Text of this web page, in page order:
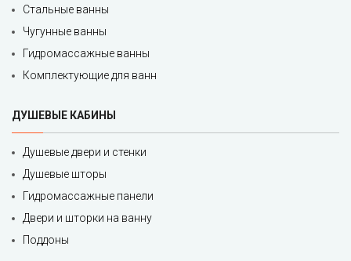
Стальные ванны
Чугунные ванны
Гидромассажные ванны
Комплектующие для ванн
ДУШЕВЫЕ КАБИНЫ
Душевые двери и стенки
Душевые шторы
Гидромассажные панели
Двери и шторки на ванну
Поддоны